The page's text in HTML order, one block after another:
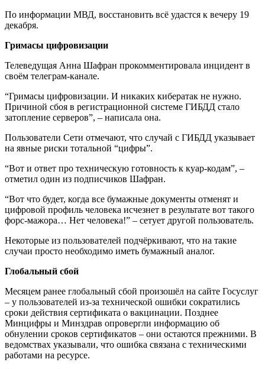
По информации МВД, восстановить всё удастся к вечеру 19
декабря.
Гримасы цифровизации
Телеведущая Анна Шафран прокомментировала инцидент в
своём телеграм-канале.
“Гримасы цифровизации. И никаких кибератак не нужно.
Причиной сбоя в регистрационной системе ГИБДД стало
затопление серверов”, – написала она.
Пользователи Сети отмечают, что случай с ГИБДД указывает
на явные риски тотальной “цифры”.
“Вот и ответ про техническую готовность к куар-кодам”, –
отметил один из подписчиков Шафран.
“Вот что будет, когда все бумажные документы отменят и
цифровой профиль человека исчезнет в результате вот такого
форс-мажора… Нет человека!” – сетует другой пользователь.
Некоторые из пользователей подчёркивают, что на такие
случаи просто необходимо иметь бумажный аналог.
Глобальный сбой
Месяцем ранее глобальный сбой произошёл на сайте Госуслуг
– у пользователей из-за технической ошибки сократились
сроки действия сертификата о вакцинации. Позднее
Минцифры и Минздрав опровергли информацию об
обнулении сроков сертификатов – они остаются прежними. В
ведомствах указывали, что ошибка связана с техническими
работами на ресурсе.